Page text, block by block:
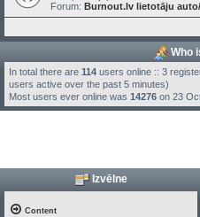
Forum: Burnout.lv lietotāju
Who
In total there are 114 users online :: 3
users active over the past 5 minutes)
Most users ever online was 14276 on 23
Izvēlne
Content